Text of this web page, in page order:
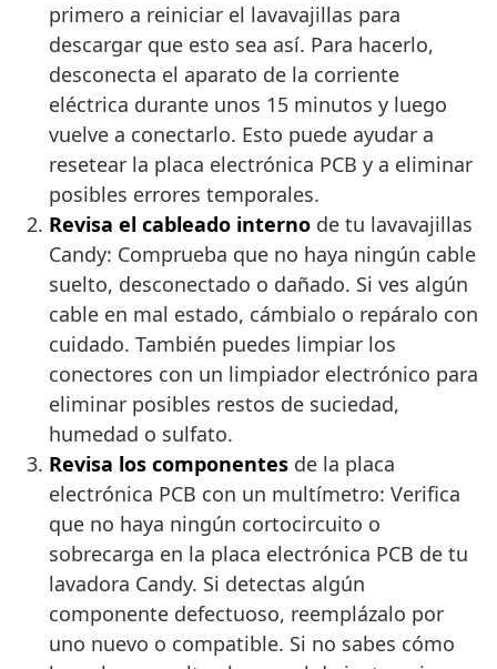
primero a reiniciar el lavavajillas para
descargar que esto sea así. Para hacerlo,
desconecta el aparato de la corriente
eléctrica durante unos 15 minutos y luego
vuelve a conectarlo. Esto puede ayudar a
resetear la placa electrónica PCB y a eliminar
posibles errores temporales.
Revisa el cableado interno de tu lavavajillas
Candy: Comprueba que no haya ningún cable
suelto, desconectado o dañado. Si ves algún
cable en mal estado, cámbialo o repáralo con
cuidado. También puedes limpiar los
conectores con un limpiador electrónico para
eliminar posibles restos de suciedad,
humedad o sulfato.
Revisa los componentes de la placa
electrónica PCB con un multímetro: Verifica
que no haya ningún cortocircuito o
sobrecarga en la placa electrónica PCB de tu
lavadora Candy. Si detectas algún
componente defectuoso, reemplázalo por
uno nuevo o compatible. Si no sabes cómo